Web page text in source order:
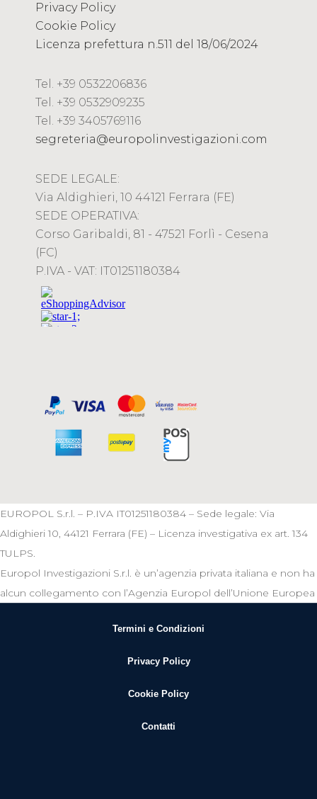
Privacy Policy
Cookie Policy
Licenza prefettura n.511 del 18/06/2024
Tel. +39 0532206836
Tel. +39 0532909235
Tel. +39 3405769116
segreteria@europolinvestigazioni.com
SEDE LEGALE:
Via Aldighieri, 10 44121 Ferrara (FE)
SEDE OPERATIVA:
Corso Garibaldi, 81 - 47521 Forlì - Cesena
(FC)
P.IVA - VAT: IT01251180384
EUROPOL S.r.l. – P.IVA IT01251180384 – Sede legale: Via
Aldighieri 10, 44121 Ferrara (FE) – Licenza investigativa ex art. 134
TULPS.
Europol Investigazioni S.r.l. è un’agenzia privata italiana e non ha
alcun collegamento con l’Agenzia Europol dell’Unione Europea
Termini e Condizioni
Privacy Policy
Cookie Policy
Contatti